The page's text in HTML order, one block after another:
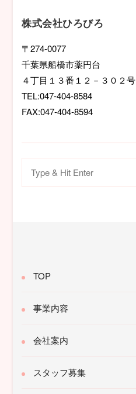
シ
ョ
ン
株式会社ひろびろ
〒274-0077
千葉県船橋市薬円台
４丁目１３番１２－３０２号
TEL:047-404-8584
FAX:047-404-8594
TOP
事業内容
会社案内
スタッフ募集